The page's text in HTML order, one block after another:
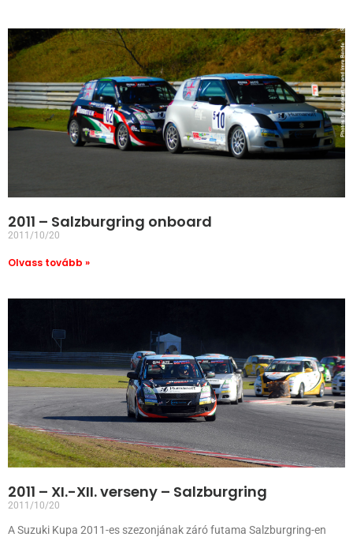
2011 – Salzburgring onboard
2011/10/20
Olvass tovább »
2011 – XI.-XII. verseny – Salzburgring
2011/10/20
A Suzuki Kupa 2011-es szezonjának záró futama Salzburgring-en